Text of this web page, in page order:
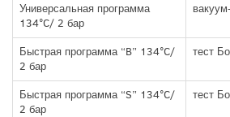
Универсальная программа
134°C/ 2 бар
Быстрая программа “B” 134°C/
2 бар
тест
Быстрая программа “S” 134°C/
2 бар
тест